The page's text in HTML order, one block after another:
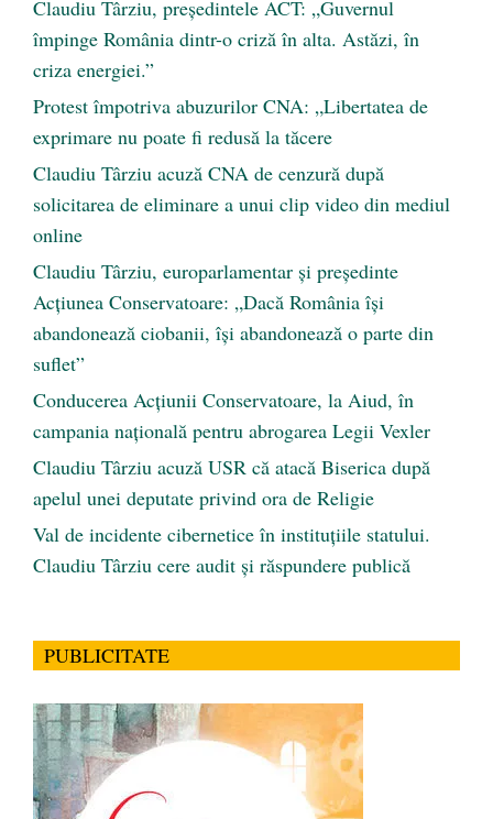
Claudiu Târziu, președintele ACT: „Guvernul
împinge România dintr-o criză în alta. Astăzi, în
criza energiei.”
Protest împotriva abuzurilor CNA: „Libertatea de
exprimare nu poate fi redusă la tăcere
Claudiu Târziu acuză CNA de cenzură după
solicitarea de eliminare a unui clip video din mediul
online
Claudiu Târziu, europarlamentar și președinte
Acțiunea Conservatoare: „Dacă România își
abandonează ciobanii, își abandonează o parte din
suflet”
Conducerea Acțiunii Conservatoare, la Aiud, în
campania națională pentru abrogarea Legii Vexler
Claudiu Târziu acuză USR că atacă Biserica după
apelul unei deputate privind ora de Religie
Val de incidente cibernetice în instituțiile statului.
Claudiu Târziu cere audit și răspundere publică
PUBLICITATE